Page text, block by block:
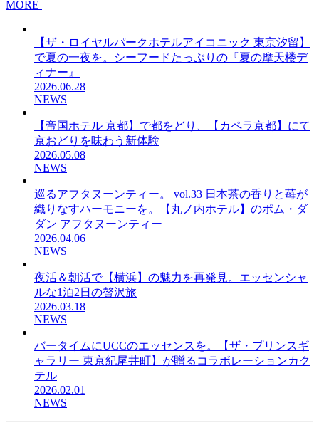
MORE
【ザ・ロイヤルパークホテルアイコニック 東京汐留】
で夏の一夜を。シーフードたっぷりの『夏の摩天楼デ
ィナー』
2026.06.28
NEWS
【帝国ホテル 京都】で都をどり、【カペラ京都】にて
京おどりを味わう新体験
2026.05.08
NEWS
巡るアフタヌーンティー。 vol.33 日本茶の香りと苺が
織りなすハーモニーを。【丸ノ内ホテル】のポム・ダ
ダン アフタヌーンティー
2026.04.06
NEWS
夜活＆朝活で【横浜】の魅力を再発見。エッセンシャ
ルな1泊2日の贅沢旅
2026.03.18
NEWS
バータイムにUCCのエッセンスを。【ザ・プリンスギ
ャラリー 東京紀尾井町】が贈るコラボレーションカク
テル
2026.02.01
NEWS